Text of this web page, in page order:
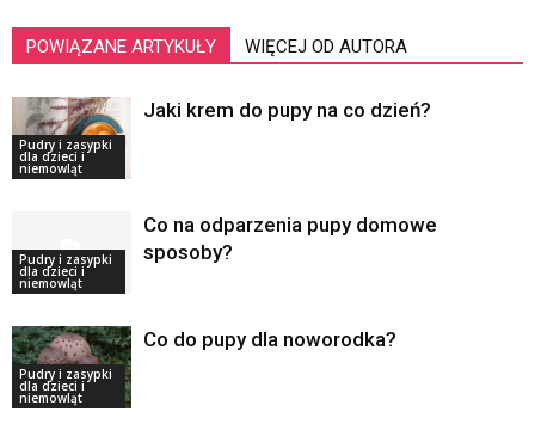
POWIĄZANE ARTYKUŁY WIĘCEJ OD AUTORA
Pudry i zasypki
dla dzieci i
niemowląt
Jaki krem do pupy na co dzień?
Pudry i zasypki
dla dzieci i
niemowląt
Co na odparzenia pupy domowe
sposoby?
Pudry i zasypki
dla dzieci i
niemowląt
Co do pupy dla noworodka?